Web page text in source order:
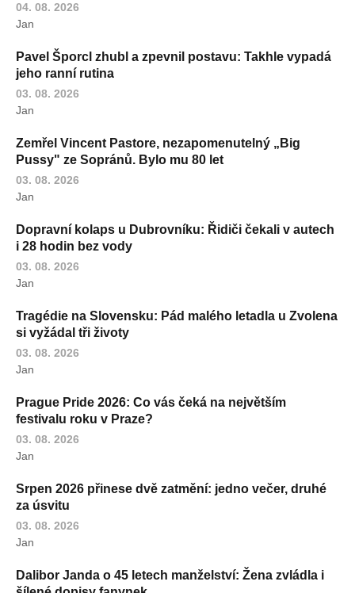
04. 08. 2026
Jan
Pavel Šporcl zhubl a zpevnil postavu: Takhle vypadá
jeho ranní rutina
03. 08. 2026
Jan
Zemřel Vincent Pastore, nezapomenutelný „Big
Pussy" ze Sopránů. Bylo mu 80 let
03. 08. 2026
Jan
Dopravní kolaps u Dubrovníku: Řidiči čekali v autech
i 28 hodin bez vody
03. 08. 2026
Jan
Tragédie na Slovensku: Pád malého letadla u Zvolena
si vyžádal tři životy
03. 08. 2026
Jan
Prague Pride 2026: Co vás čeká na největším
festivalu roku v Praze?
03. 08. 2026
Jan
Srpen 2026 přinese dvě zatmění: jedno večer, druhé
za úsvitu
03. 08. 2026
Jan
Dalibor Janda o 45 letech manželství: Žena zvládla i